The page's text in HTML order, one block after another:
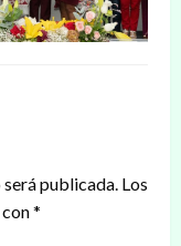
publicada. Los
*